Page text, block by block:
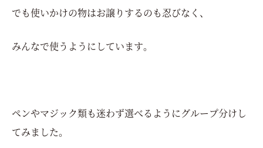
でも使いかけの物はお譲りするのも忍びなく、
みんなで使うようにしています。
ペンやマジック類も迷わず選べるようにグループ分けし
てみました。